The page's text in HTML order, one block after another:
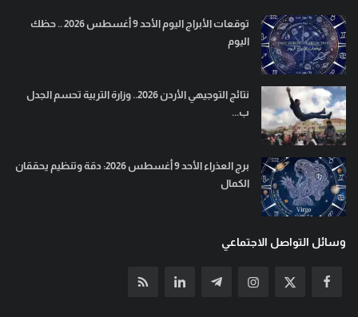
توقعات الأبراج اليوم الأحد 9 أغسطس 2026 .. حظك
اليوم
نتائج التوجيهي الأردن 2026.. وزارة التربية تحسم الجدل
ب...
برج العذراء الأحد 9 أغسطس 2026: دقة وتنظيم يحققان
الكمال
وسائل التواصل الاجتماعي